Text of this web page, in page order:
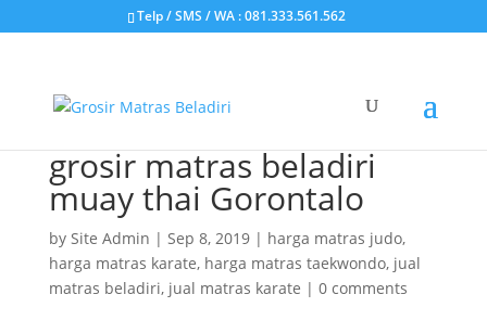
Telp / SMS / WA : 081.333.561.562
grosir matras beladiri
muay thai Gorontalo
by Site Admin | Sep 8, 2019| harga matras judo,
harga matras karate, harga matras taekwondo, jual
matras beladiri, jual matras karate | 0 comments